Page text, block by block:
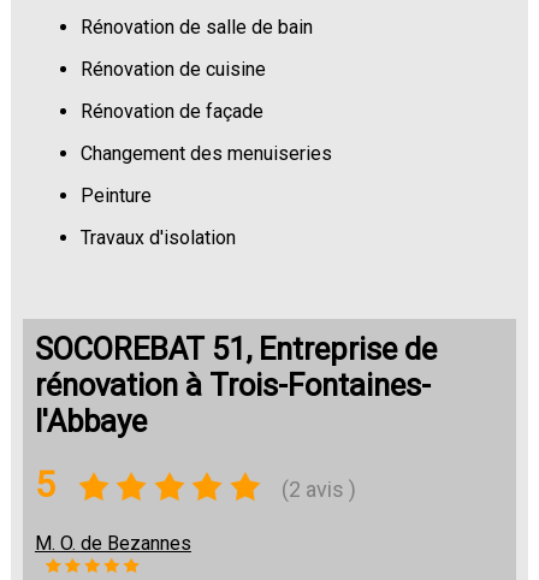
Rénovation de salle de bain
Rénovation de cuisine
Rénovation de façade
Changement des menuiseries
Peinture
Travaux d'isolation
SOCOREBAT 51, Entreprise de
rénovation à Trois-Fontaines-
l'Abbaye
5 (2 avis )
M. O. de Bezannes